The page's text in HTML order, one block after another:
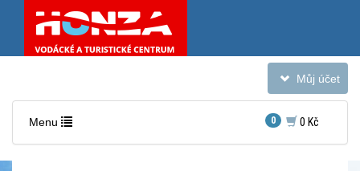
Toggle
navigation
Můj účet
Toggle
Menu 0 0 Kč